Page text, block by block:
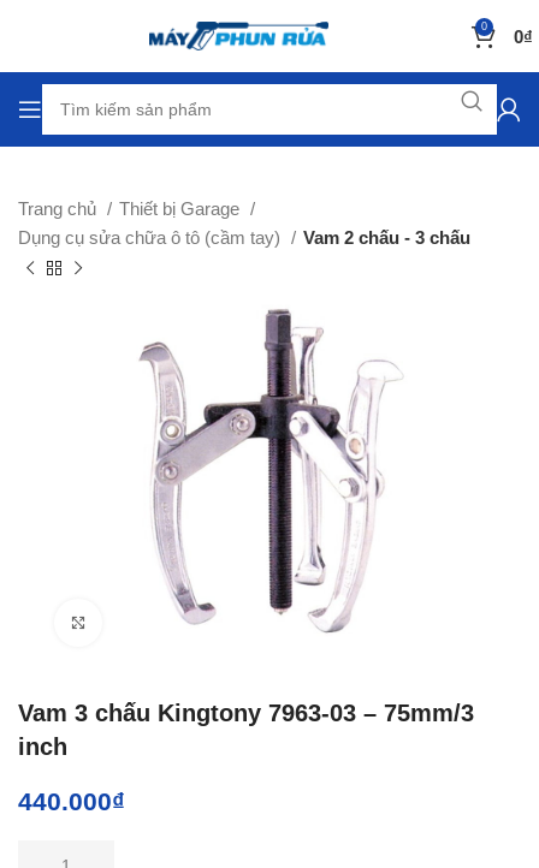
0 0₫
Trang chủ
Thiết bị Garage
Dụng cụ sửa chữa ô tô (cầm tay)
Vam 2 chấu - 3 chấu
Click to enlarge
Vam 3 chấu Kingtony 7963-03 – 75mm/3
inch
440.000₫